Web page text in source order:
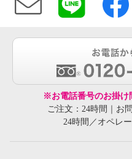
※お電話番号のお掛け
ご注文：24時間｜お
24時間／オペレ